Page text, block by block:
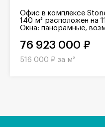
Офис в комплексе
140 м² расположен на
Окна: панорамные,
76 923 000 ₽
516 000 ₽ за м²